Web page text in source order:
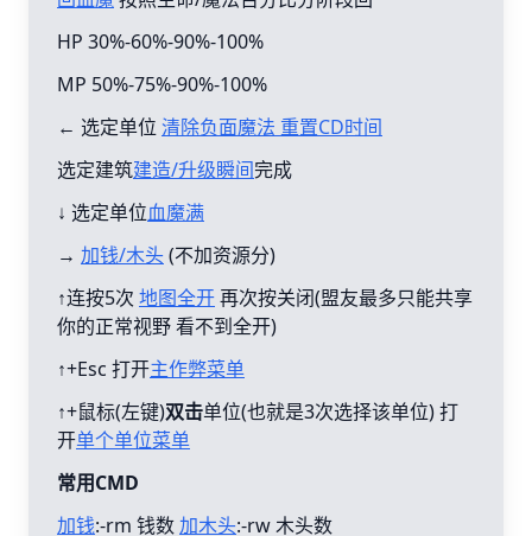
HP 30%-60%-90%-100%
MP 50%-75%-90%-100%
← 选定单位 清除负面魔法 重置CD时间
选定建筑建造/升级瞬间完成
↓ 选定单位血魔满
→ 加钱/木头(不加资源分)
↑连按5次 地图全开再次按关闭(盟友最多只能共享
你的正常视野 看不到全开)
↑+Esc 打开主作弊菜单
↑+鼠标(左键)双击单位(也就是3次选择该单位) 打
开单个单位菜单
常用CMD
加钱:-rm 钱数加木头:-rw 木头数